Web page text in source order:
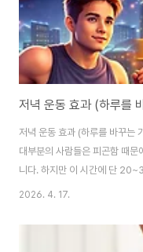
저녁 운동 효과 (하루를
저녁 운동 효과 (하루를 바꾸는
대부분의 사람들은 피곤함 때문
니다. 하지만 이 시간에 단
완전히 달라질 수 있습니다.많
쁜 현대인에게는 오히려 저녁
습니다.이 글에서는 저녁 운동
2026. 4. 17.